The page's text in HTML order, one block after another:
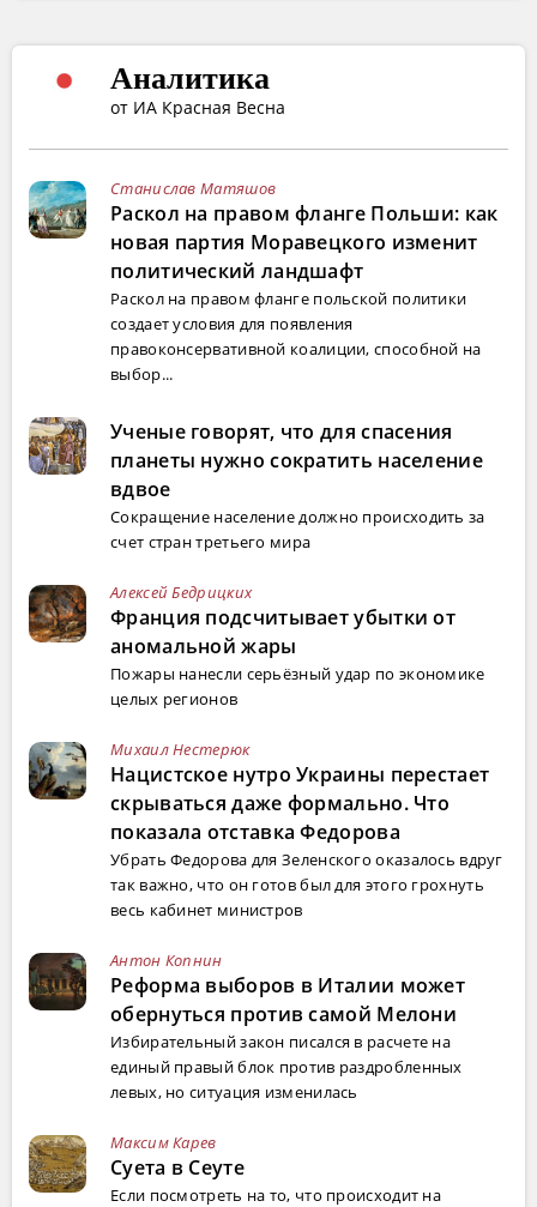
Аналитика
от ИА Красная Весна
Станислав Матяшов
Раскол на правом фланге Польши: как
новая партия Моравецкого изменит
политический ландшафт
Раскол на правом фланге польской политики
создает условия для появления
правоконсервативной коалиции, способной на
выбор...
Ученые говорят, что для спасения
планеты нужно сократить население
вдвое
Сокращение население должно происходить за
счет стран третьего мира
Алексей Бедрицких
Франция подсчитывает убытки от
аномальной жары
Пожары нанесли серьёзный удар по экономике
целых регионов
Михаил Нестерюк
Нацистское нутро Украины перестает
скрываться даже формально. Что
показала отставка Федорова
Убрать Федорова для Зеленского оказалось вдруг
так важно, что он готов был для этого грохнуть
весь кабинет министров
Антон Копнин
Реформа выборов в Италии может
обернуться против самой Мелони
Избирательный закон писался в расчете на
единый правый блок против раздробленных
левых, но ситуация изменилась
Максим Карев
Суета в Сеуте
Если посмотреть на то, что происходит на